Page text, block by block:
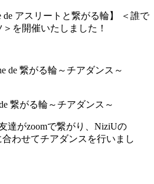
de アスリートと繋がる輪】 ＜誰で
を開催いたしました！
繋がる輪～チアダンス～
達がzoomで繋がり、NiziUの
合わせてチアダンスを行いまし